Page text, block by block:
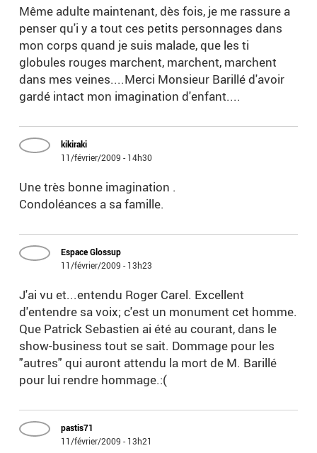
Même adulte maintenant, dès fois, je me rassure a
penser qu'i y a tout ces petits personnages dans
mon corps quand je suis malade, que les ti
globules rouges marchent, marchent, marchent
dans mes veines....Merci Monsieur Barillé d'avoir
gardé intact mon imagination d'enfant....
kikiraki
11/février/2009 - 14h30
Une très bonne imagination .
Condoléances a sa famille.
Espace Glossup
11/février/2009 - 13h23
J'ai vu et...entendu Roger Carel. Excellent
d'entendre sa voix; c'est un monument cet homme.
Que Patrick Sebastien ai été au courant, dans le
show-business tout se sait. Dommage pour les
"autres" qui auront attendu la mort de M. Barillé
pour lui rendre hommage.:(
pastis71
11/février/2009 - 13h21